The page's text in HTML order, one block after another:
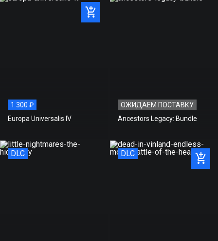
1 300 ₽
Europa Universalis IV
ОЖИДАЕМ ПОСТАВКУ
Ancestors Legacy: Bundle
DLC DLC